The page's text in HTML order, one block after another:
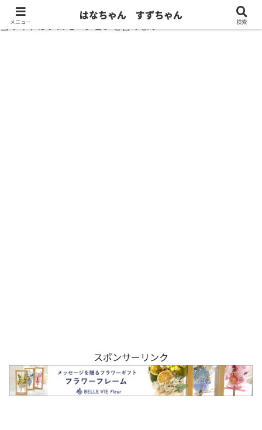
当サイトはプロモーションを含みます
スポンサーリンク
メニュー
はなちゃん すずちゃん
検索